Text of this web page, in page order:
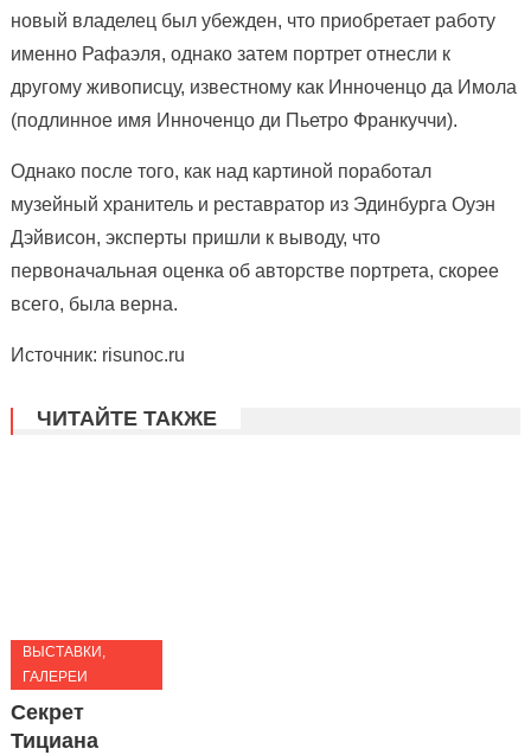
новый владелец был убежден, что приобретает работу
именно Рафаэля, однако затем портрет отнесли к
другому живописцу, известному как Инноченцо да Имола
(подлинное имя Инноченцо ди Пьетро Франкуччи).
Однако после того, как над картиной поработал
музейный хранитель и реставратор из Эдинбурга Оуэн
Дэйвисон, эксперты пришли к выводу, что
первоначальная оценка об авторстве портрета, скорее
всего, была верна.
Источник: risunoc.ru
ЧИТАЙТЕ ТАКЖЕ
ВЫСТАВКИ,
ГАЛЕРЕИ
Секрет
Тициана